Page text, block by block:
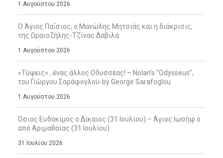
1 Αυγούστου 2026
Ο Άγιος Παΐσιος, ο Μανώλης Μητσιάς και η διάκρισις,
της Ωραιοζήλης-Τζίνας Δαβιλά
1 Αυγούστου 2026
«Τύψεις»…ένας άλλος Οδυσσέας! – Nolan’s “Odysseus”,
του Γιώργου Σαράφογλου-by George Sarafoglou
1 Αυγούστου 2026
Όσιος Ευδόκιμος ο Δίκαιος (31 Ιουλίου) – Άγιος Ιωσήφ ο
από Αριμαθαίας (31 Ιουλίου)
31 Ιουλίου 2026